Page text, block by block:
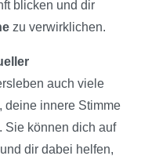
blicken und dir
zu verwirklichen.
auch viele
deine innere Stimme
Sie können dich auf
dir dabei helfen,